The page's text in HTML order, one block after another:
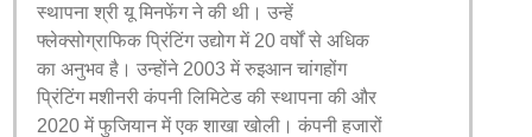
स्थापना श्री यू मिनफेंग ने की थी। उन्हें
फ्लेक्सोग्राफिक प्रिंटिंग उद्योग में 20 वर्षों से अधिक
का अनुभव है। उन्होंने 2003 में रुइआन चांगहोंग
प्रिंटिंग मशीनरी कंपनी लिमिटेड की स्थापना की और
2020 में फुजियान में एक शाखा खोली। कंपनी हजारों